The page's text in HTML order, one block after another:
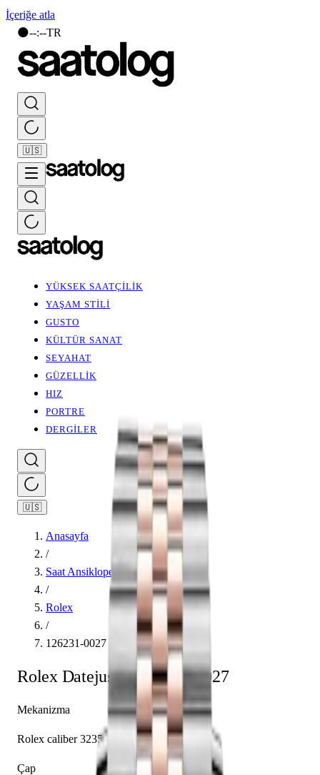
İçeriğe atla
🌑--:--TR
🇺🇸
YÜKSEK SAATÇİLİK
YAŞAM STİLİ
GUSTO
KÜLTÜR SANAT
SEYAHAT
GÜZELLİK
HIZ
PORTRE
DERGİLER
🇺🇸
Anasayfa
/
Saat Ansiklopedisi
/
Rolex
/
126231-0027
Rolex Datejust 36 126231-0027
Mekanizma
Rolex caliber 3235
Çap